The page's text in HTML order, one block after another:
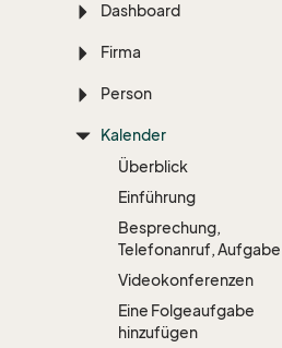
Dashboard
Firma
Person
Kalender
Überblick
Einführung
Besprechung,
Telefonanruf, Aufgabe
Videokonferenzen
Eine Folgeaufgabe
hinzufügen